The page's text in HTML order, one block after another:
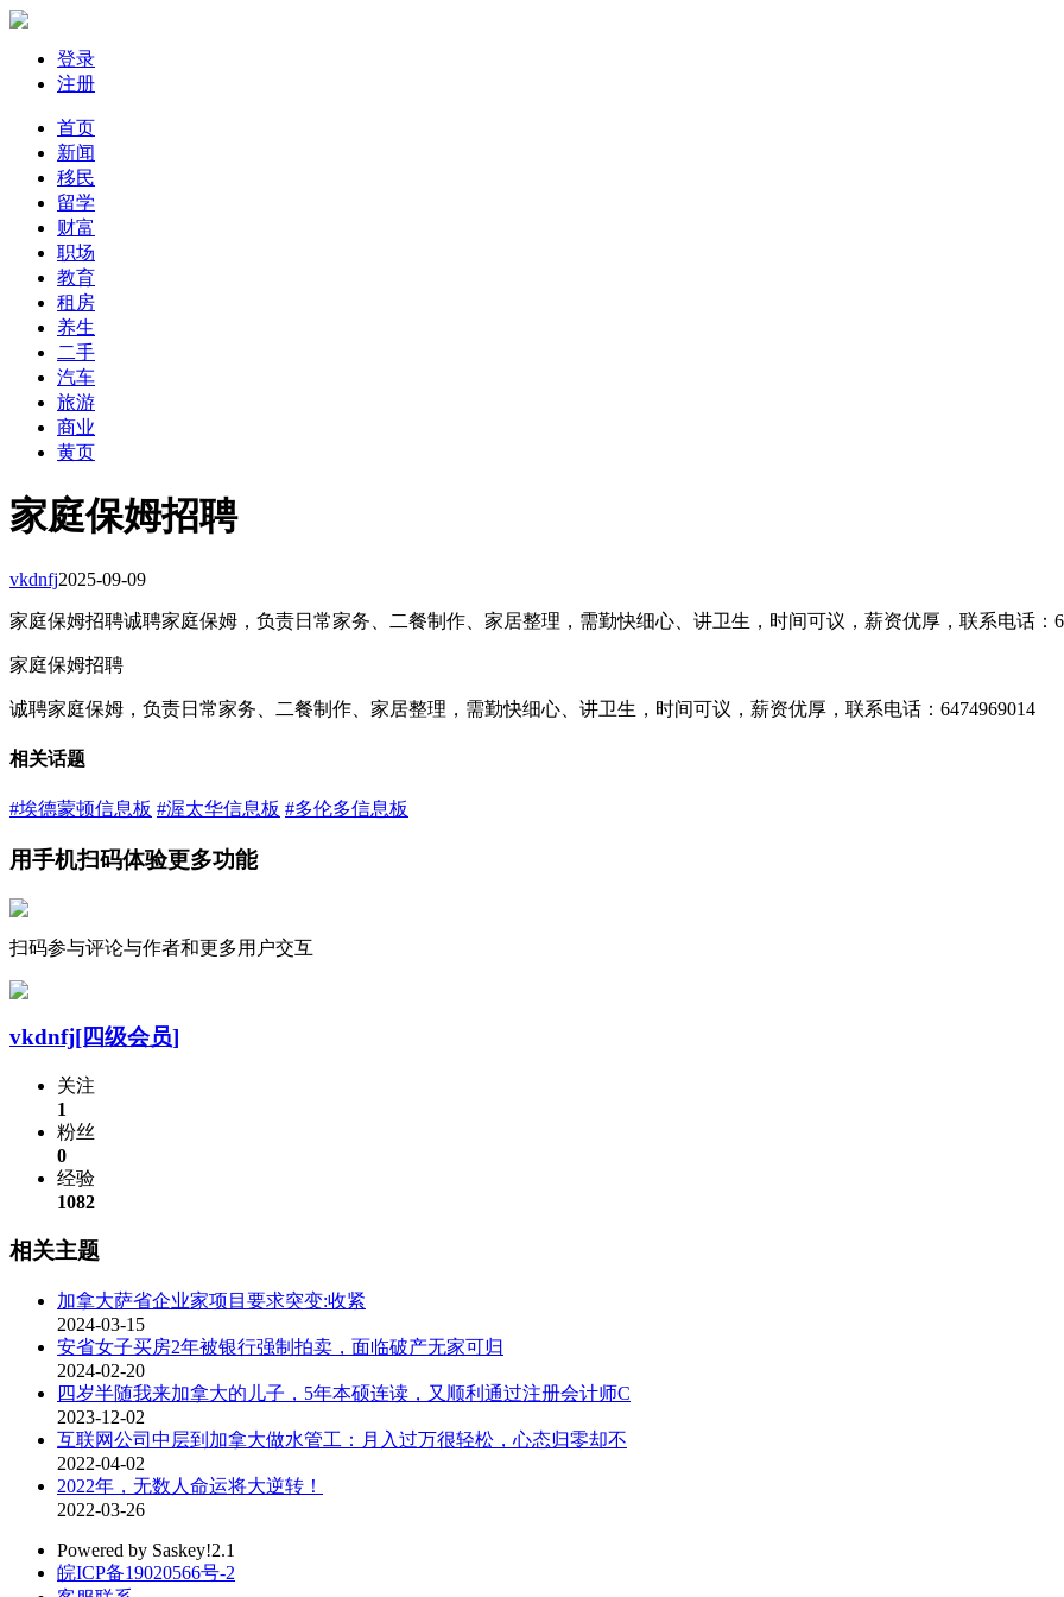
登录
注册
首页
新闻
移民
留学
财富
职场
教育
租房
养生
二手
汽车
旅游
商业
黄页
家庭保姆招聘
vkdnfj2025-09-09
家庭保姆招聘诚聘家庭保姆，负责日常家务、二餐制作、家居整理，需勤快细心、讲卫生，时间可议，薪资优厚，联系电话：
家庭保姆招聘
诚聘家庭保姆，负责日常家务、二餐制作、家居整理，需勤快细心、讲卫生，时间可议，薪资优厚，联系电话：6474969014
相关话题
#埃德蒙顿信息板 #渥太华信息板 #多伦多信息板
用手机扫码体验更多功能
扫码参与评论与作者和更多用户交互
vkdnfj[四级会员]
关注
1
粉丝
0
经验
1082
相关主题
加拿大萨省企业家项目要求突变:收紧
2024-03-15
安省女子买房2年被银行强制拍卖，面临破产无家可归
2024-02-20
四岁半随我来加拿大的儿子，5年本硕连读，又顺利通过注册会计师C
2023-12-02
互联网公司中层到加拿大做水管工：月入过万很轻松，心态归零却不
2022-04-02
2022年，无数人命运将大逆转！
2022-03-26
Powered by Saskey!2.1
皖ICP备19020566号-2